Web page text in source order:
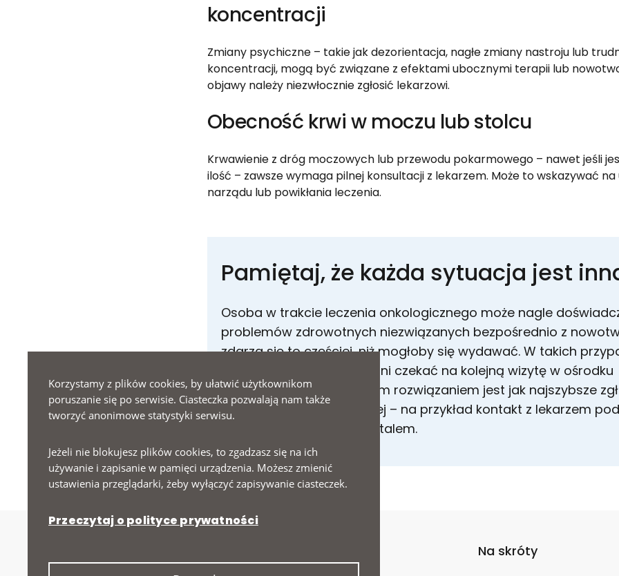
Korzystamy z plików cookies, by ułatwić użytkownikom
poruszanie się po serwisie. Ciasteczka pozwalają nam także
tworzyć anonimowe statystyki serwisu.
Jeżeli nie blokujesz plików cookies, to zgadzasz się na ich
używanie i zapisanie w pamięci urządzenia. Możesz zmienić
ustawienia przeglądarki, żeby wyłączyć zapisywanie ciasteczek.
Przeczytaj o polityce prywatności
koncentracji
Zmiany psychiczne – takie jak dezorientacja, nagłe zmiany nastroju lub
koncentracji, mogą być związane z efektami ubocznymi terapii lub
objawy należy niezwłocznie zgłosić lekarzowi.
Obecność krwi w moczu lub stolcu
Krwawienie z dróg moczowych lub przewodu pokarmowego – nawet jeśli
ilość – zawsze wymaga pilnej konsultacji z lekarzem. Może to wskazywać na
narządu lub powikłania leczenia.
Pamiętaj, że każda sytuacja jest
Osoba w trakcie leczenia onkologicznego może nagle
problemów zdrowotnych niezwiązanych bezpośrednio z
zdarza się to częściej, niż mogłoby się wydawać. W takich
warto zwlekać z reakcją ani czekać na kolejną wizytę w ośrodku
onkologicznym. Najlepszym rozwiązaniem jest jak najszybsze
systemu opieki zdrowotnej – na przykład kontakt z lekarzem
opieki zdrowotnej lub szpitalem.
Na skróty